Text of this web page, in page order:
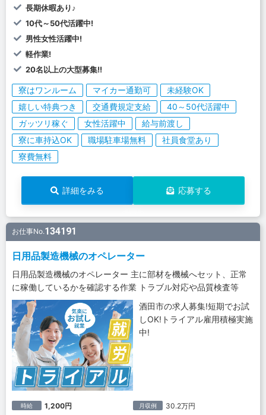
長期休暇あり♪
10代～50代活躍中!
男性女性活躍中!
軽作業!
20名以上の大型募集!!
寮はワンルーム マイカー通勤可
未経験OK
嬉しい特典つき
交通費規定支給
40～50代活躍中
ガッツリ稼ぐ
女性活躍中
給与前渡し
寮に車持込OK
職場駐車場無料
社員食堂あり
寮費無料
詳細をみる 応募する
お仕事No.134191
日用品製造機械のオペレーター
日用品製造機械のオペレーター 主に部材を機械へセット、正常
に稼働しているかを確認する作業 トラブル対応や品質検査等
酒田市の求人募集!短期でお試
しOK!トライアル雇用積極実施
中!
時給 1,200円 月収例 30.2万円